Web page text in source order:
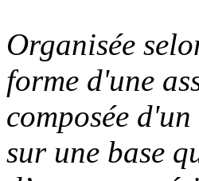
Organisée
forme d'une
composée
sur une base